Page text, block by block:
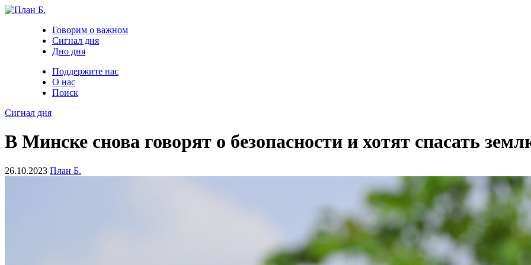
Говорим о важном
Сигнал дня
Дно дня
Поддержите нас
О нас
Поиск
Сигнал дня
В Минске снова говорят о безопасности и хотят спасать
26.10.2023 План Б.